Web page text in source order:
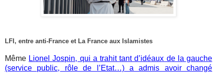
LFI, entre anti-France et La France aux Islamistes
Même Lionel Jospin, qui a trahit tant d’idéaux de la gauche
(service public, rôle de l’Etat…) a admis avoir changé